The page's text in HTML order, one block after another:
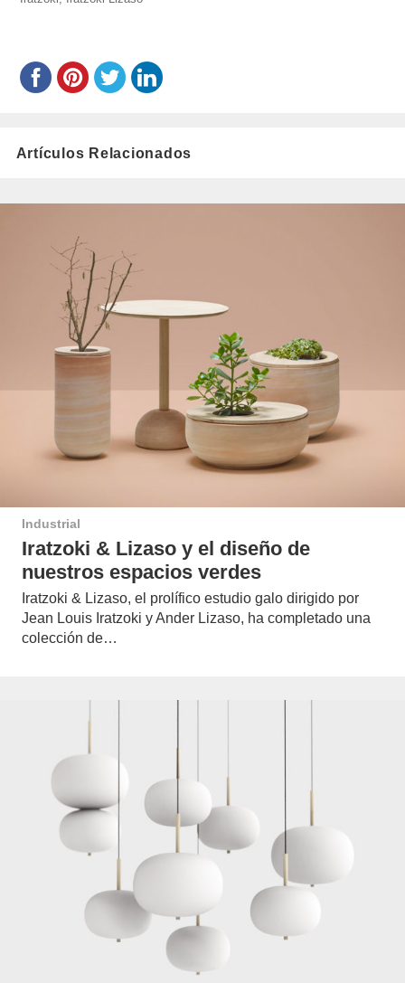
Artículos Relacionados
Industrial
Iratzoki & Lizaso y el diseño de
nuestros espacios verdes
Iratzoki & Lizaso, el prolífico estudio galo dirigido por
Jean Louis Iratzoki y Ander Lizaso, ha completado una
colección de…